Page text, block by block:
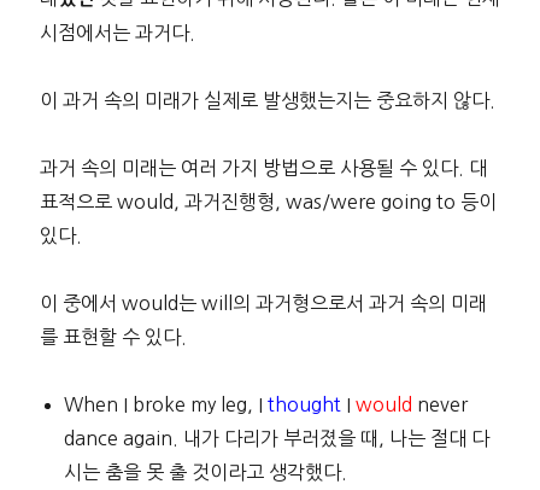
시점에서는 과거다.
이 과거 속의 미래가 실제로 발생했는지는 중요하지 않다.
과거 속의 미래는 여러 가지 방법으로 사용될 수 있다. 대
표적으로 would, 과거진행형, was/were going to 등이
있다.
이 중에서 would는 will의 과거형으로서 과거 속의 미래
를 표현할 수 있다.
When I broke my leg, I thought I would never
dance again. 내가 다리가 부러졌을 때, 나는 절대 다
시는 춤을 못 출 것이라고 생각했다.